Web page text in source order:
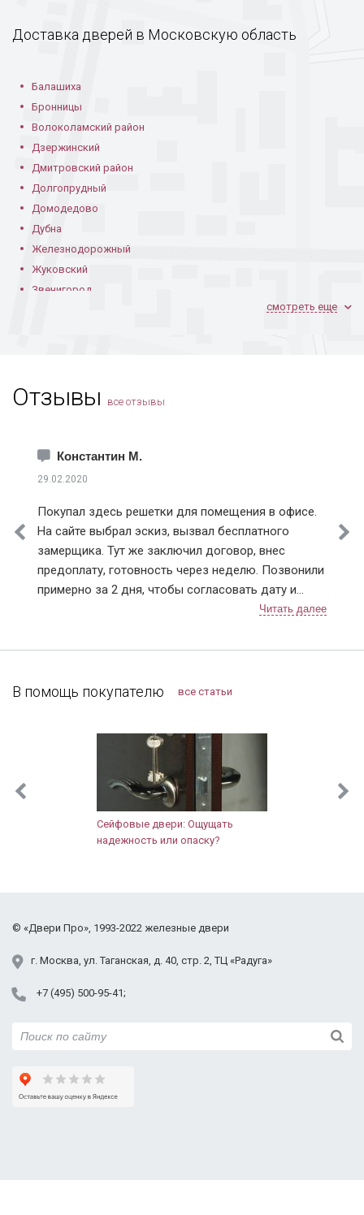
Доставка дверей в Московскую область
Балашиха
Бронницы
Волоколамский район
Дзержинский
Дмитровский район
Долгопрудный
Домодедово
Дубна
Железнодорожный
Жуковский
Звенигород
Котельники
Лобня
Истринский район
Клинский район
Красногорский район
Ленинский район
Люберецкий район
Ногинский район
Подольский район
Пушкинский район
Сергиево-Посадский район
Солнечногорский район
Юбилейный
смотреть еще
Отзывы все отзывы
Константин М.
29.02.2020
Покупал здесь решетки для помещения в офисе.
На сайте выбрал эскиз, вызвал бесплатного
замерщика. Тут же заключил договор, внес
предоплату, готовность через неделю. Позвонили
примерно за 2 дня, чтобы согласовать дату и
время монтажа. В назначенный день приехали два
осмотреть. По эскизу все сошлось, сварных швов
подтеков. По всем выполненным работам
В помощь покупателю все статьи
Сейфовые двери: Ощущать
надежность или опаску?
г. Москва, ул. Таганская, д. 40, стр. 2, ТЦ «Радуга»
+7 (495) 500-95-41
© «Двери Про», 1993-2022 железные двери